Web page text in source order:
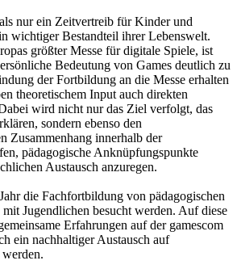
nur ein Zeitvertreib für Kinder und
wichtiger Bestandteil ihrer Lebenswelt.
größter Messe für digitale Spiele, ist
Bedeutung von Games deutlich zu
der Fortbildung an die Messe erhalten
theoretischem Input auch direkten
wird nicht nur das Ziel verfolgt, das
sondern ebenso den
Zusammenhang innerhalb der
pädagogische Anknüpfungspunkte
Austausch anzuregen.
die Fachfortbildung von pädagogischen
Jugendlichen besucht werden. Auf diese
Erfahrungen auf der gamescom
ein nachhaltiger Austausch auf